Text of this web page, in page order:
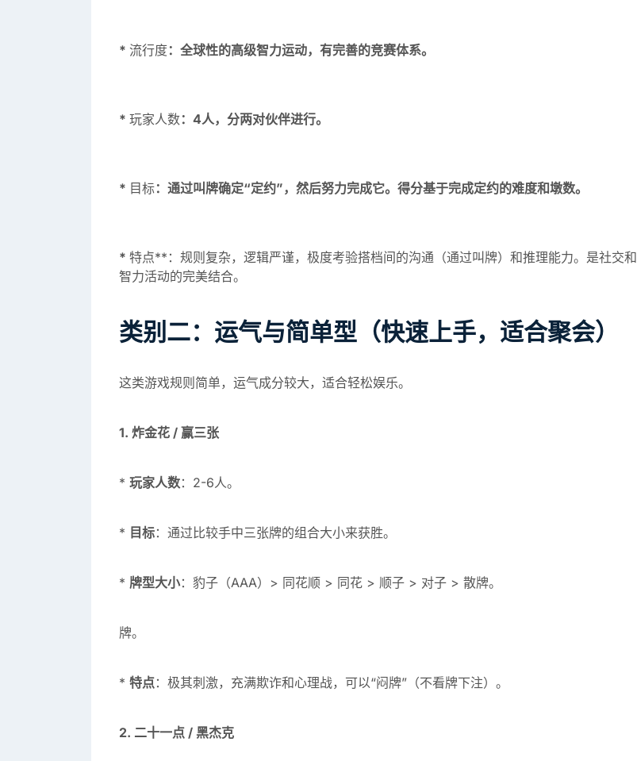
* 流行度：全球性的高级智力运动，有完善的竞赛体系。
* 玩家人数：4人，分两对伙伴进行。
* 目标：通过叫牌确定“定约”，然后努力完成它。得分基于完成定约的难度和墩数。
* 特点**：规则复杂，逻辑严谨，极度考验搭档间的沟通（通过叫牌）和推理能力。是社交和
智力活动的完美结合。
类别二：运气与简单型（快速上手，适合聚会）
这类游戏规则简单，运气成分较大，适合轻松娱乐。
1. 炸金花 / 赢三张
* 玩家人数：2-6人。
* 目标：通过比较手中三张牌的组合大小来获胜。
* 牌型大小：豹子（AAA）> 同花顺 > 同花 > 顺子 > 对子 > 散牌。
牌。
* 特点：极其刺激，充满欺诈和心理战，可以“闷牌”（不看牌下注）。
2. 二十一点 / 黑杰克